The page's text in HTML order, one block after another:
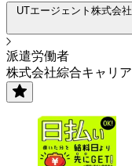
UTエージェント株式会
派遣労働者
株式会社綜合キャリ